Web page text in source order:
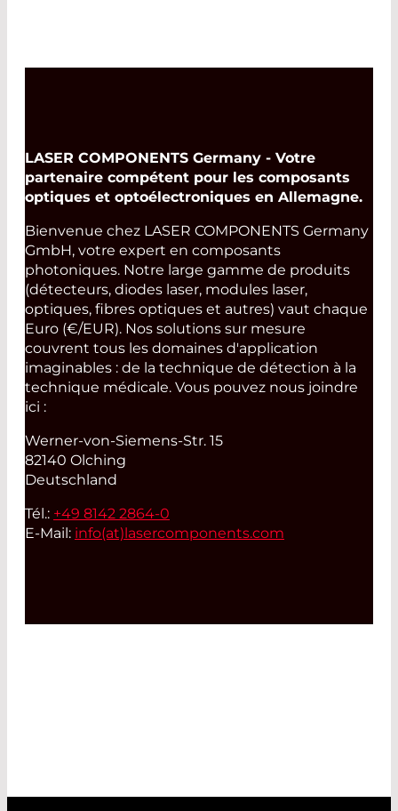
LASER COMPONENTS Germany - Votre
partenaire compétent pour les composants
optiques et optoélectroniques en Allemagne.
Bienvenue chez LASER COMPONENTS Germany
GmbH, votre expert en composants
photoniques. Notre large gamme de produits
(détecteurs, diodes laser, modules laser,
optiques, fibres optiques et autres) vaut chaque
Euro (€/EUR). Nos solutions sur mesure
couvrent tous les domaines d'application
imaginables : de la technique de détection à la
technique médicale. Vous pouvez nous joindre
ici :
Werner-von-Siemens-Str. 15
82140 Olching
Deutschland
Tél.: +49 8142 2864-0
E-Mail: info(at) lasercomponents.com